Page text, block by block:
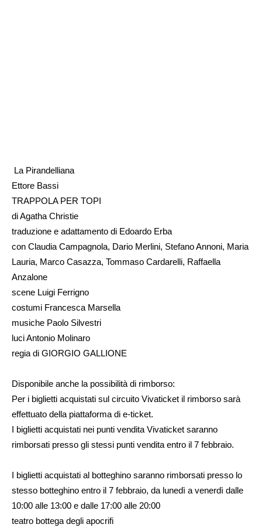
La Pirandelliana
Ettore Bassi
TRAPPOLA PER TOPI
di Agatha Christie
traduzione e adattamento di Edoardo Erba
con Claudia Campagnola, Dario Merlini, Stefano Annoni, Maria
Lauria, Marco Casazza, Tommaso Cardarelli, Raffaella
Anzalone
scene Luigi Ferrigno
costumi Francesca Marsella
musiche Paolo Silvestri
luci Antonio Molinaro
regia di GIORGIO GALLIONE
Disponibile anche la possibilità di rimborso:
Per i biglietti acquistati sul circuito Vivaticket il rimborso sarà
effettuato della piattaforma di e-ticket.
I biglietti acquistati nei punti vendita Vivaticket saranno
rimborsati presso gli stessi punti vendita entro il 7 febbraio.
I biglietti acquistati al botteghino saranno rimborsati presso lo
stesso botteghino entro il 7 febbraio, da lunedì a venerdì dalle
10:00 alle 13:00 e dalle 17:00 alle 20:00
teatro bottega degli apocrifi